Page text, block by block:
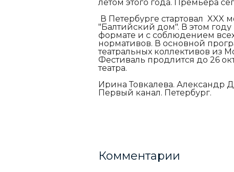
летом этого года. Премьера
В Петербурге стартовал
"Балтийский дом". В этом
формате и с соблюдением
нормативов. В основной
театральных коллективов из
Фестиваль продлится до 26
театра.
Ирина Товкалева. Александр
Первый канал. Петербург.
Комментарии